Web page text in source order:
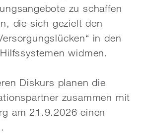
zu schaffen
die sich gezielt den
in den
widmen.
Diskurs planen die
zusammen mit
am 21.9.2026 einen